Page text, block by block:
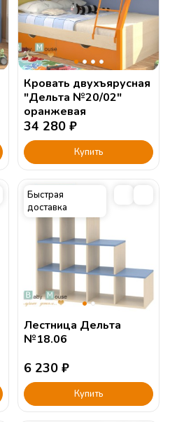
Кровать двухъярусная
"Дельта №20/02"
оранжевая
34 280 ₽
Купить
Быстрая
доставка
Лестница Дельта
№18.06
6 230 ₽
Купить